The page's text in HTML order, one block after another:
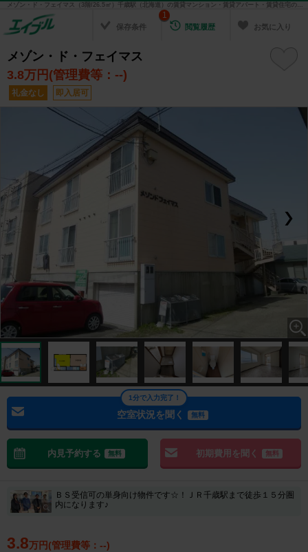
メゾン・ド・フェイマス（3階/26.5㎡）千歳駅（北海道）の賃貸マンション・賃貸アパート・賃貸住宅の不動産情報を検索！ 不動産賃貸の物件探しは、お部屋探しのエイブル
保存条件 閲覧履歴
1
お気に入り
メゾン・ド・フェイマス
3.8万円(管理費等：--)
礼金なし 即入居可
空室状況を聞く 無料
1分で入力完了！
内見予約する 無料 初期費用を聞く 無料
ＢＳ受信可の単身向け物件です☆！ＪＲ千歳駅まで徒歩１５分圏
内になります♪
3.8万円(管理費等：--)